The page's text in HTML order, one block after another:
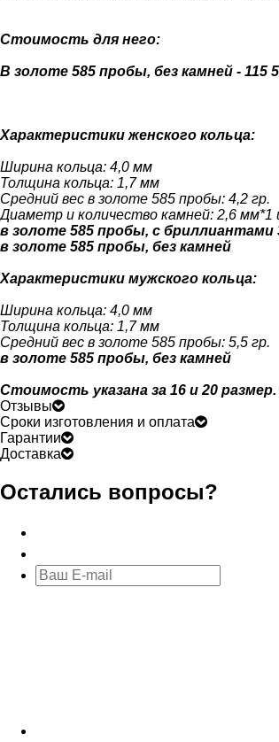
Стоимость для него:
В золоте 585 пробы, без камней - 115
Характеристики женского кольца:
Ширина кольца: 4,0 мм
Толщина кольца: 1,7 мм
Средний вес в золоте 585 пробы: 4,2 гр.
Диаметр и количество камней: 2,6
в золоте 585 пробы, с бриллиантами
в золоте 585 пробы, без камней
Характеристики мужского кольца:
Ширина кольца: 4,0 мм
Толщина кольца: 1,7 мм
Средний вес в золоте 585 пробы: 5,5 гр.
в золоте 585 пробы, без камней
Стоимость указана за 16 и 20
Отзывы
Сроки изготовления и оплата
Гарантии
Доставка
Остались вопросы?